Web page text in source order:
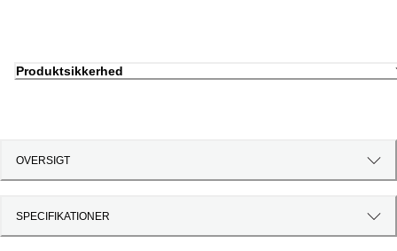
Produktsikkerhed
OVERSIGT
SPECIFIKATIONER